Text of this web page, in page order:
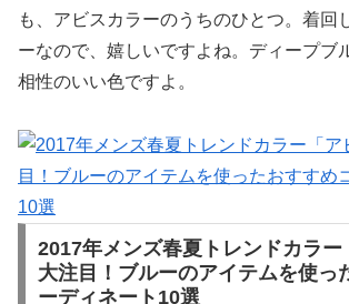
も、アビスカラーのうちのひとつ。着回
ーなので、嬉しいですよね。ディープブ
相性のいい色ですよ。
2017年メンズ春夏トレンドカラー
大注目！ブルーのアイテムを使っ
ーディネート10選